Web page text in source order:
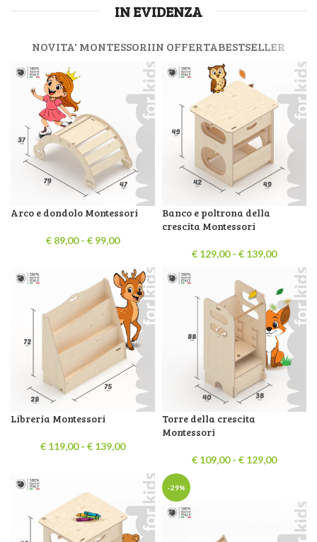
IN EVIDENZA
NOVITA' MONTESSORIIN OFFERTABESTSELLER
Arco e dondolo Montessori
€ 89,00 - € 99,00
Banco e poltrona della
crescita Montessori
€ 129,00 - € 139,00
Libreria Montessori
€ 119,00 - € 139,00
Torre della crescita
Montessori
€ 109,00 - € 129,00
-29%